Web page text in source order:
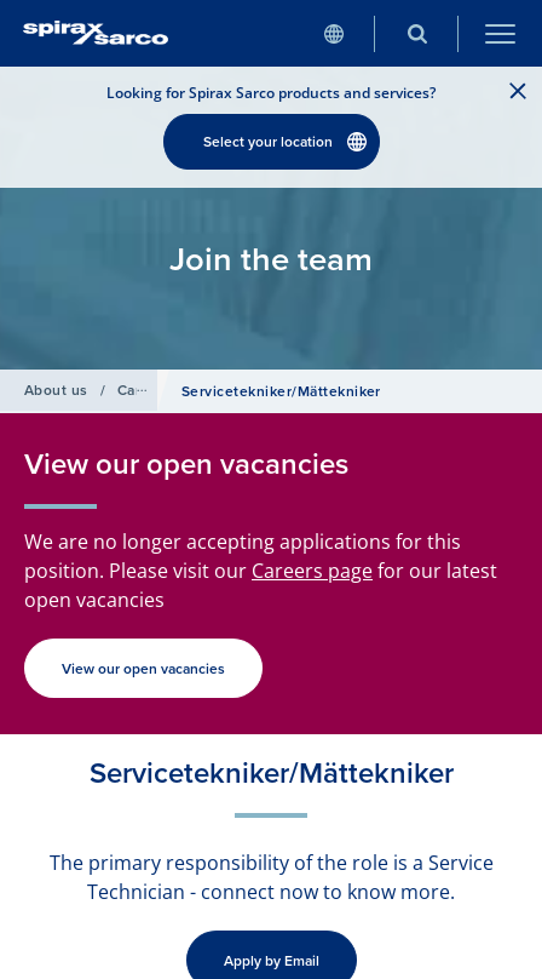
Looking for Spirax Sarco products and services?
Select your location
Join the team
About us / Careers /
Servicetekniker/Mättekniker
View our open vacancies
We are no longer accepting applications for this
position. Please visit our Careers pagefor our latest
open vacancies
View our open vacancies
Servicetekniker/Mättekniker
The primary responsibility of the role is a Service
Technician - connect now to know more.
Apply by Email